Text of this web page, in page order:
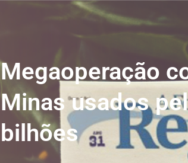
Megaoperação
Minas usados
bilhões